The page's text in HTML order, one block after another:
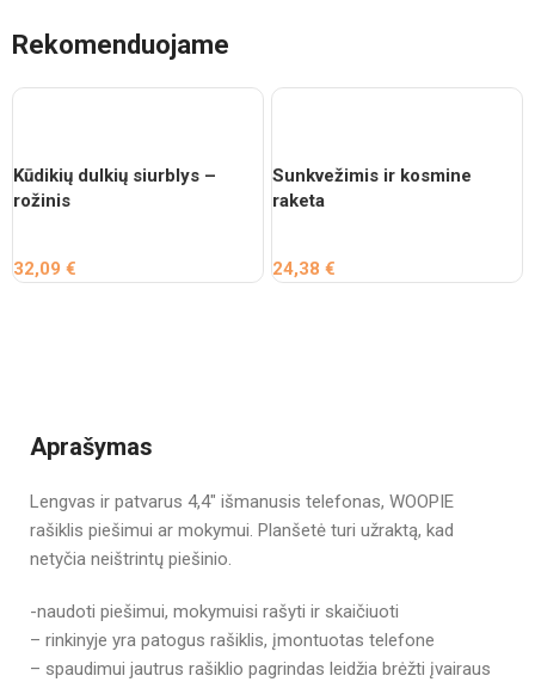
Rekomenduojame
Kūdikių dulkių siurblys –
rožinis
32,09€
Sunkvežimis ir kosmine
raketa
24,38 €
Aprašymas
Lengvas ir patvarus 4,4″ išmanusis telefonas, WOOPIE
rašiklis piešimui ar mokymui. Planšetė turi užraktą, kad
netyčia neištrintų piešinio.
-naudoti piešimui, mokymuisi rašyti ir skaičiuoti
– rinkinyje yra patogus rašiklis, įmontuotas telefone
– spaudimui jautrus rašiklio pagrindas leidžia brėžti įvairaus